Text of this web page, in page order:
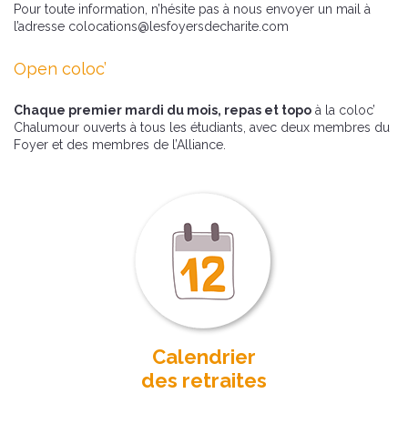
Pour toute information, n’hésite pas à nous envoyer un mail à
l’adresse colocations@lesfoyersdecharite.com
Open coloc’
Chaque premier mardi du mois, repas et topo à la coloc’
Chalumour ouverts à tous les étudiants, avec deux membres du
Foyer et des membres de l’Alliance.
Calendrier
des retraites